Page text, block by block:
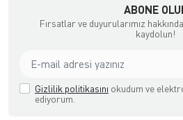
ABONE
Fırsatlar ve duyurularımız
kaydolun!
Gizlilik politikasını okudum ve
ediyorum.